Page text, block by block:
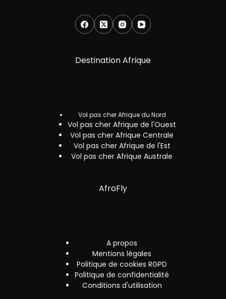
Destination Afrique
Vol pas cher Afrique du Nord
Vol pas cher Afrique de l'Ouest
Vol pas cher Afrique Centrale
Vol pas cher Afrique de l'Est
Vol pas cher Afrique Australe
AfroFly
A propos
Mentions légales
Politique de cookies RGPD
Politique de confidentialité
Conditions d'utilisation